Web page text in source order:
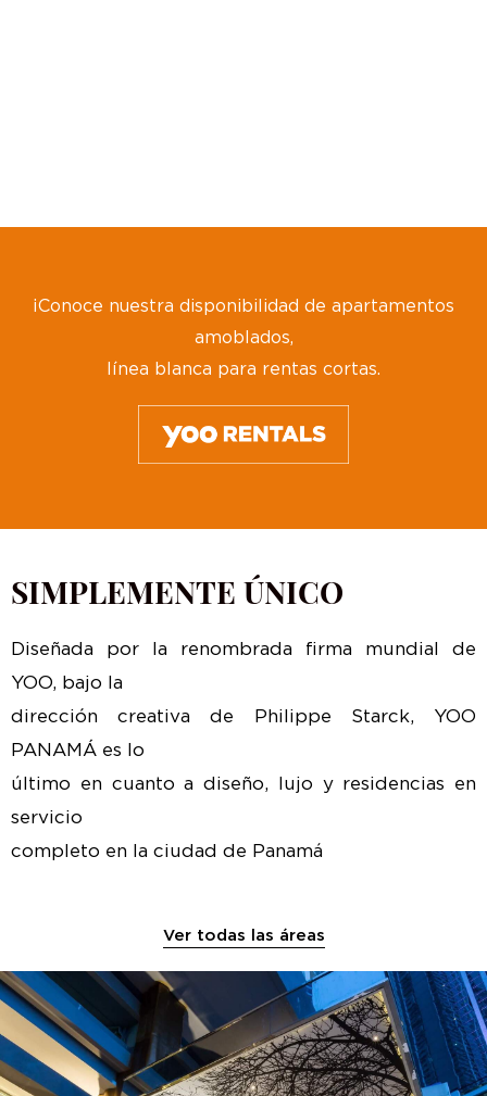
¡Conoce nuestra disponibilidad de apartamentos
amoblados,
línea blanca para rentas cortas.
SIMPLEMENTE ÚNICO
Diseñada por la renombrada firma mundial de
YOO, bajo la
dirección creativa de Philippe Starck, YOO
PANAMÁ es lo
último en cuanto a diseño, lujo y residencias en
servicio
completo en la ciudad de Panamá
Ver todas las áreas